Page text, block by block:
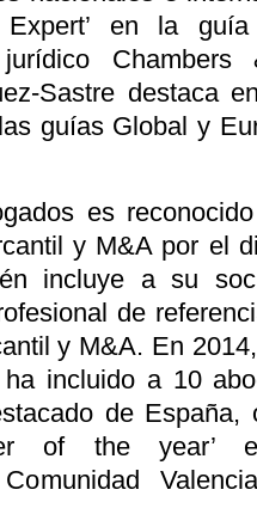
Expert’ en la
Chambers
Sastre destaca
guías Global y
es
y M&A por el
incluye a su
de
y M&A. En
incluido a 10
de España,
of the year’